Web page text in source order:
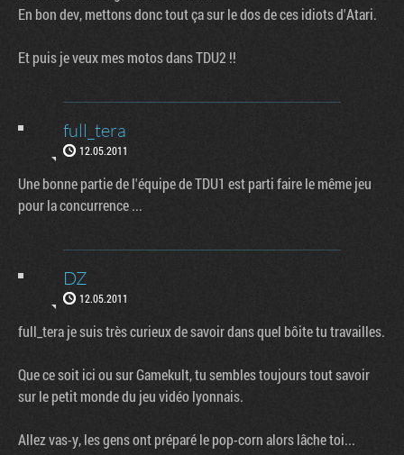
En bon dev, mettons donc tout ça sur le dos de ces idiots d'Atari.
Et puis je veux mes motos dans TDU2 !!
full_tera
12.05.2011
Une bonne partie de l'équipe de TDU1 est parti faire le même jeu
pour la concurrence ...
DZ
12.05.2011
full_tera je suis très curieux de savoir dans quel bôite tu travailles.
Que ce soit ici ou sur Gamekult, tu sembles toujours tout savoir
sur le petit monde du jeu vidéo lyonnais.
Allez vas-y, les gens ont préparé le pop-corn alors lâche toi...